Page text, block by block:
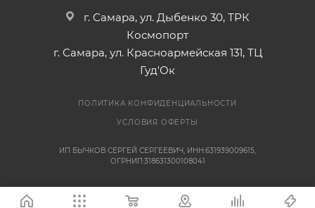
г. Самара, ул. Дыбенко 30, ТРК
Космопорт
г. Самара, ул. Красноармейская 131, ТЦ
Гуд'Ок
ПОЛИТИКА КОНФИДЕНЦИАЛЬНОСТИ
УСЛОВИЯ ОФЕРТЫ
ИП БЫЧКОВ СЕРГЕЙ СЕРГЕЕВИЧ, ИНН:631939009615,
ОГРНИП:318631300108041